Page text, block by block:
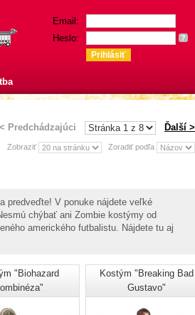
Email:
Heslo:
?
< Predchádzajúci Ďalší >
Zobraziť Zoradiť podľa
predveďte! V ponuke nájdete veľké
chýbať ani Zombie kostýmy od
amerického futbalistu. Nájdete tu aj
"Biohazard
Kostým "Breaking Bad
Gustavo"